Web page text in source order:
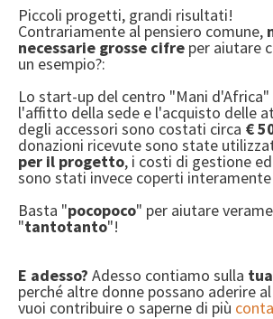
VUOI SAPERNE DI PIÙ?
5 PER MILLE
CONTATTI
KATANGA: IL FILM
Piccoli progetti, grandi risultati!
Contrariamente al pensiero comune,
necessarie grosse cifre per aiutare
un esempio?:
Lo start-up del centro "Mani
l'affitto della sede e l'acquisto delle
degli accessori sono costati circa €
donazioni ricevute sono state
per il progetto, i costi di gestione
sono stati invece coperti
Basta "pocopoco" per aiutare
"tantotanto"!
E adesso? Adesso contiamo sulla
perché altre donne possano aderire
vuoi contribuire o saperne di più